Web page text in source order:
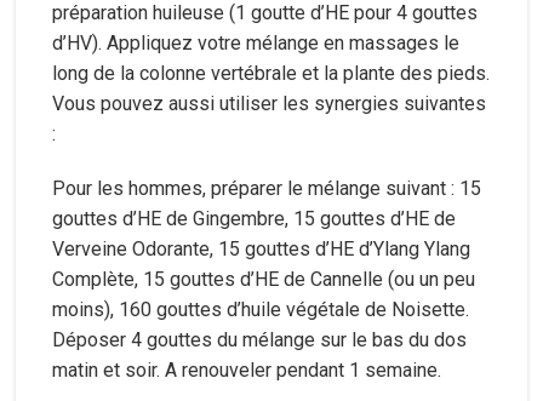
préparation huileuse (1 goutte d’HE pour 4 gouttes
d’HV). Appliquez votre mélange en massages le
long de la colonne vertébrale et la plante des pieds.
Vous pouvez aussi utiliser les synergies suivantes
:
Pour les hommes, préparer le mélange suivant : 15
gouttes d’HE de Gingembre, 15 gouttes d’HE de
Verveine Odorante, 15 gouttes d’HE d’Ylang Ylang
Complète, 15 gouttes d’HE de Cannelle (ou un peu
moins), 160 gouttes d’huile végétale de Noisette.
Déposer 4 gouttes du mélange sur le bas du dos
matin et soir. A renouveler pendant 1 semaine.